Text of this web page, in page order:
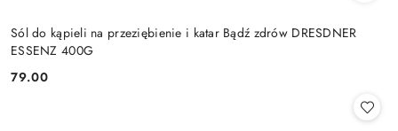
Sól do kąpieli na przeziębienie i katar Bądź zdrów DRESDNER
ESSENZ 400G
Cena:
79.00